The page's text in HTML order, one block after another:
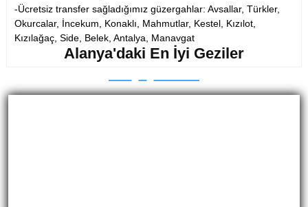
-Ücretsiz transfer sağladığımız güzergahlar: Avsallar, Türkler,
Okurcalar, İncekum, Konaklı, Mahmutlar, Kestel, Kızılot,
Kızılağaç, Side, Belek, Antalya, Manavgat
Alanya'daki En İyi Geziler